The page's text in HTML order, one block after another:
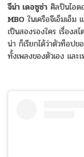
จีน่า เดอซูซ่า ศิลปินไอด
MBO ในเครือจีเอ็มเอ็ม
เป็นสองรองใคร เรื่องส
น่า ก็เรียกได้ว่าตัวท็อป
ทั้งเพลงของตัวเอง และ